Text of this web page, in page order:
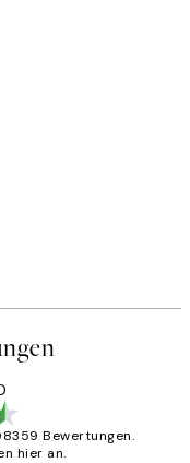
Bewertungen.
hier an.